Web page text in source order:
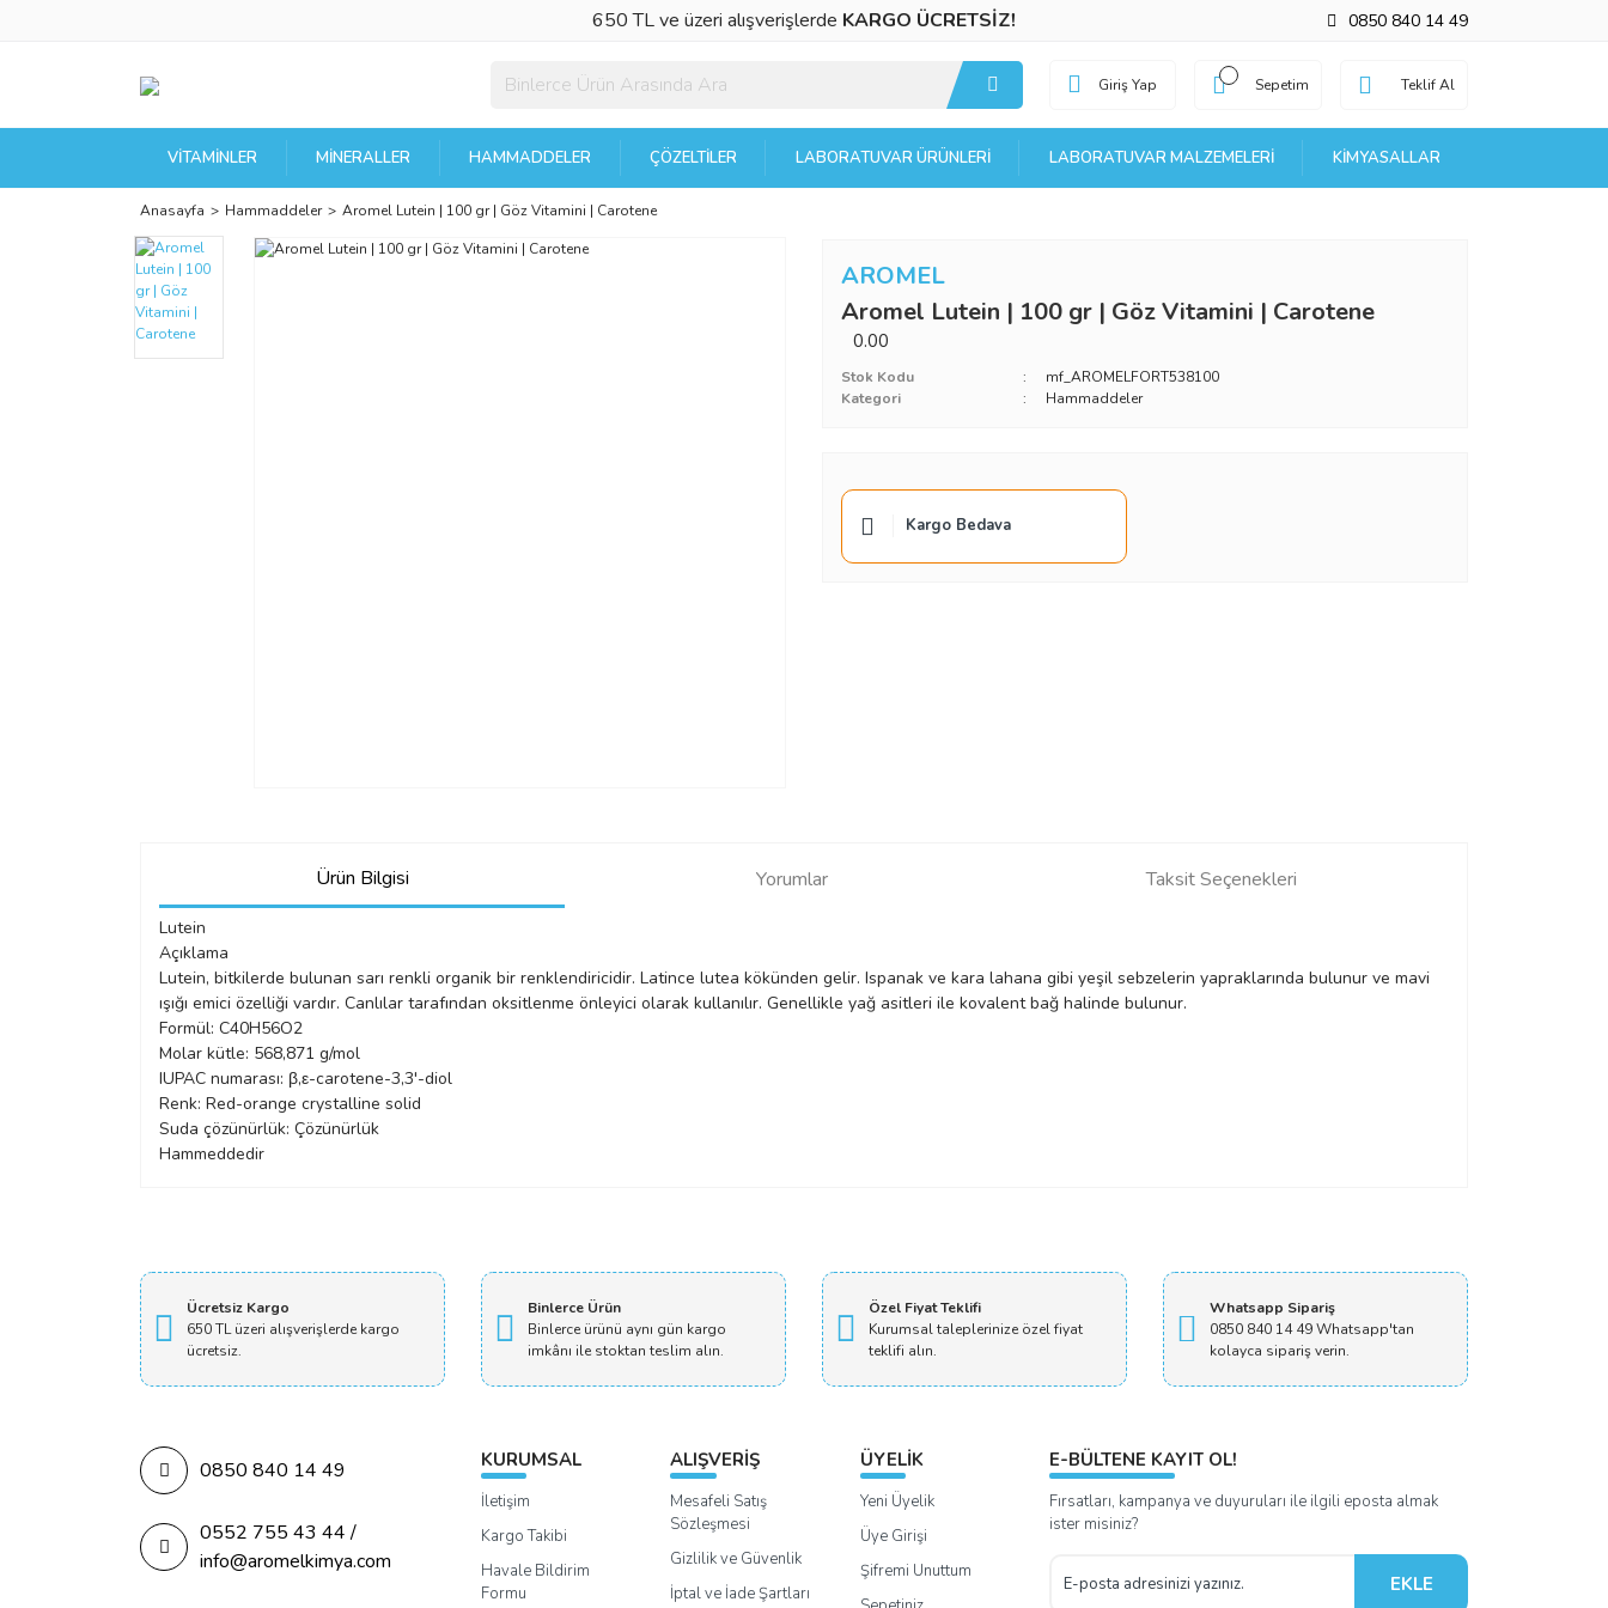
650 TL ve üzeri alışverişlerde KARGO ÜCRETSİZ! 0850 840 14 49
Giriş Yap Sepetim Teklif Al
VITAMINLER MINERALLER HAMMADDELER ÇÖZELTILER LABORATUVAR ÜRÜNLERI LABORATUVAR MALZEMELERI KIMYASALLAR
Anasayfa Hammaddeler Aromel Lutein | 100 gr | Göz Vitamini | Carotene
AROMEL
Aromel Lutein | 100 gr | Göz Vitamini | Carotene
0.00
Stok Kodu
mf_AROMELFORT538100
Kategori
Hammaddeler
Kargo Bedava
Ürün Bilgisi Yorumlar Taksit Seçenekleri
Lutein
Açıklama
Lutein, bitkilerde bulunan sarı renkli organik bir renklendiricidir. Latince lutea kökünden gelir. Ispanak ve kara lahana gibi yeşil sebzelerin yapraklarında bulunur ve mavi
ışığı emici özelliği vardır. Canlılar tarafından oksitlenme önleyici olarak kullanılır. Genellikle yağ asitleri ile kovalent bağ halinde bulunur.
Formül: C40H56O2
Molar kütle: 568,871 g/mol
IUPAC numarası: β,ε-carotene-3,3'-diol
Renk: Red-orange crystalline solid
Suda çözünürlük: Çözünürlük
Hammeddedir
Ücretsiz Kargo
650 TL üzeri alışverişlerde kargo
ücretsiz.
Binlerce Ürün
Binlerce ürünü aynı gün kargo
imkânı ile stoktan teslim alın.
Özel Fiyat Teklifi
Kurumsal taleplerinize özel fiyat
teklifi alın.
Whatsapp Sipariş
0850 840 14 49 Whatsapp'tan
kolayca sipariş verin.
0850 840 14 49
0552 755 43 44 /
info@aromelkimya.com
KURUMSAL
İletişim
Kargo Takibi
Havale Bildirim
Formu
ALIŞVERİŞ
Mesafeli Satış
Sözleşmesi
Gizlilik ve Güvenlik
İptal ve İade Şartları
ÜYELİK
Yeni Üyelik
Üye Girişi
Şifremi Unuttum
E-BÜLTENE KAYIT OL!
Fırsatları, kampanya ve duyuruları ile ilgili eposta almak
ister misiniz?
EKLE